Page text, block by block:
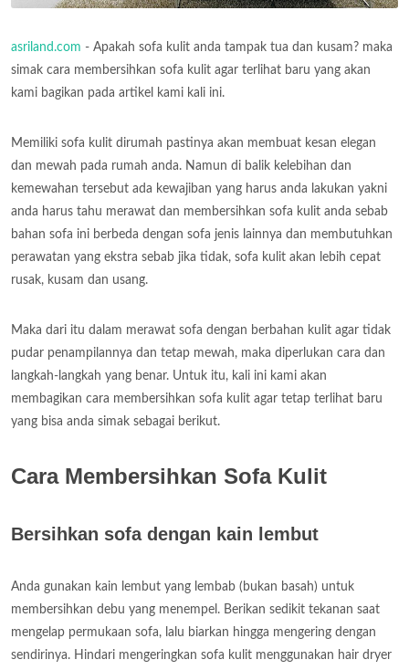
asriland.com - Apakah sofa kulit anda tampak tua dan kusam? maka
simak cara membersihkan sofa kulit agar terlihat baru yang akan
kami bagikan pada artikel kami kali ini.
Memiliki sofa kulit dirumah pastinya akan membuat kesan elegan
dan mewah pada rumah anda. Namun di balik kelebihan dan
kemewahan tersebut ada kewajiban yang harus anda lakukan yakni
anda harus tahu merawat dan membersihkan sofa kulit anda sebab
bahan sofa ini berbeda dengan sofa jenis lainnya dan membutuhkan
perawatan yang ekstra sebab jika tidak, sofa kulit akan lebih cepat
rusak, kusam dan usang.
Maka dari itu dalam merawat sofa dengan berbahan kulit agar tidak
pudar penampilannya dan tetap mewah, maka diperlukan cara dan
langkah-langkah yang benar. Untuk itu, kali ini kami akan
membagikan cara membersihkan sofa kulit agar tetap terlihat baru
yang bisa anda simak sebagai berikut.
Cara Membersihkan Sofa Kulit
Bersihkan sofa dengan kain lembut
Anda gunakan kain lembut yang lembab (bukan basah) untuk
membersihkan debu yang menempel. Berikan sedikit tekanan saat
mengelap permukaan sofa, lalu biarkan hingga mengering dengan
sendirinya. Hindari mengeringkan sofa kulit menggunakan hair dryer